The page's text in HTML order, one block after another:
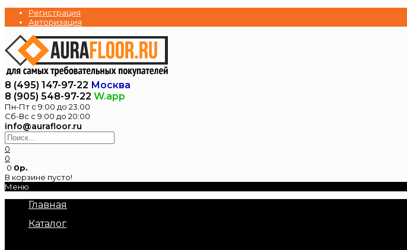
Регистрация
Авторизация
8 (495) 147-97-22 Москва
8 (905) 548-97-22 W.app
Пн-Пт с 9:00 до 23:00
Сб-Вс с 9:00 до 20:00
info@aurafloor.ru
0
0
0 0р.
В корзине пусто!
Меню
Главная
Каталог